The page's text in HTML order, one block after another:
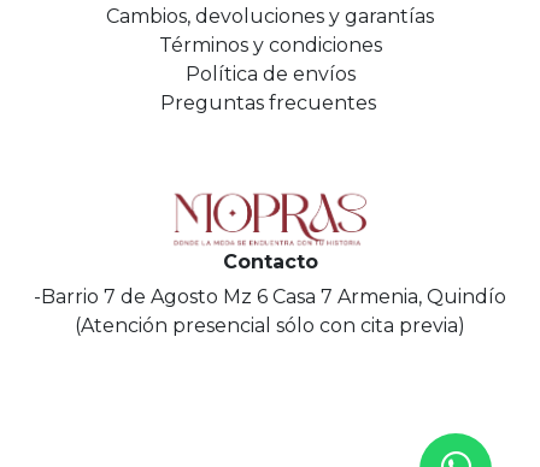
Cambios, devoluciones y garantías
Términos y condiciones
Política de envíos
Preguntas frecuentes
Contacto
-Barrio 7 de Agosto Mz 6 Casa 7 Armenia, Quindío
(Atención presencial sólo con cita previa)